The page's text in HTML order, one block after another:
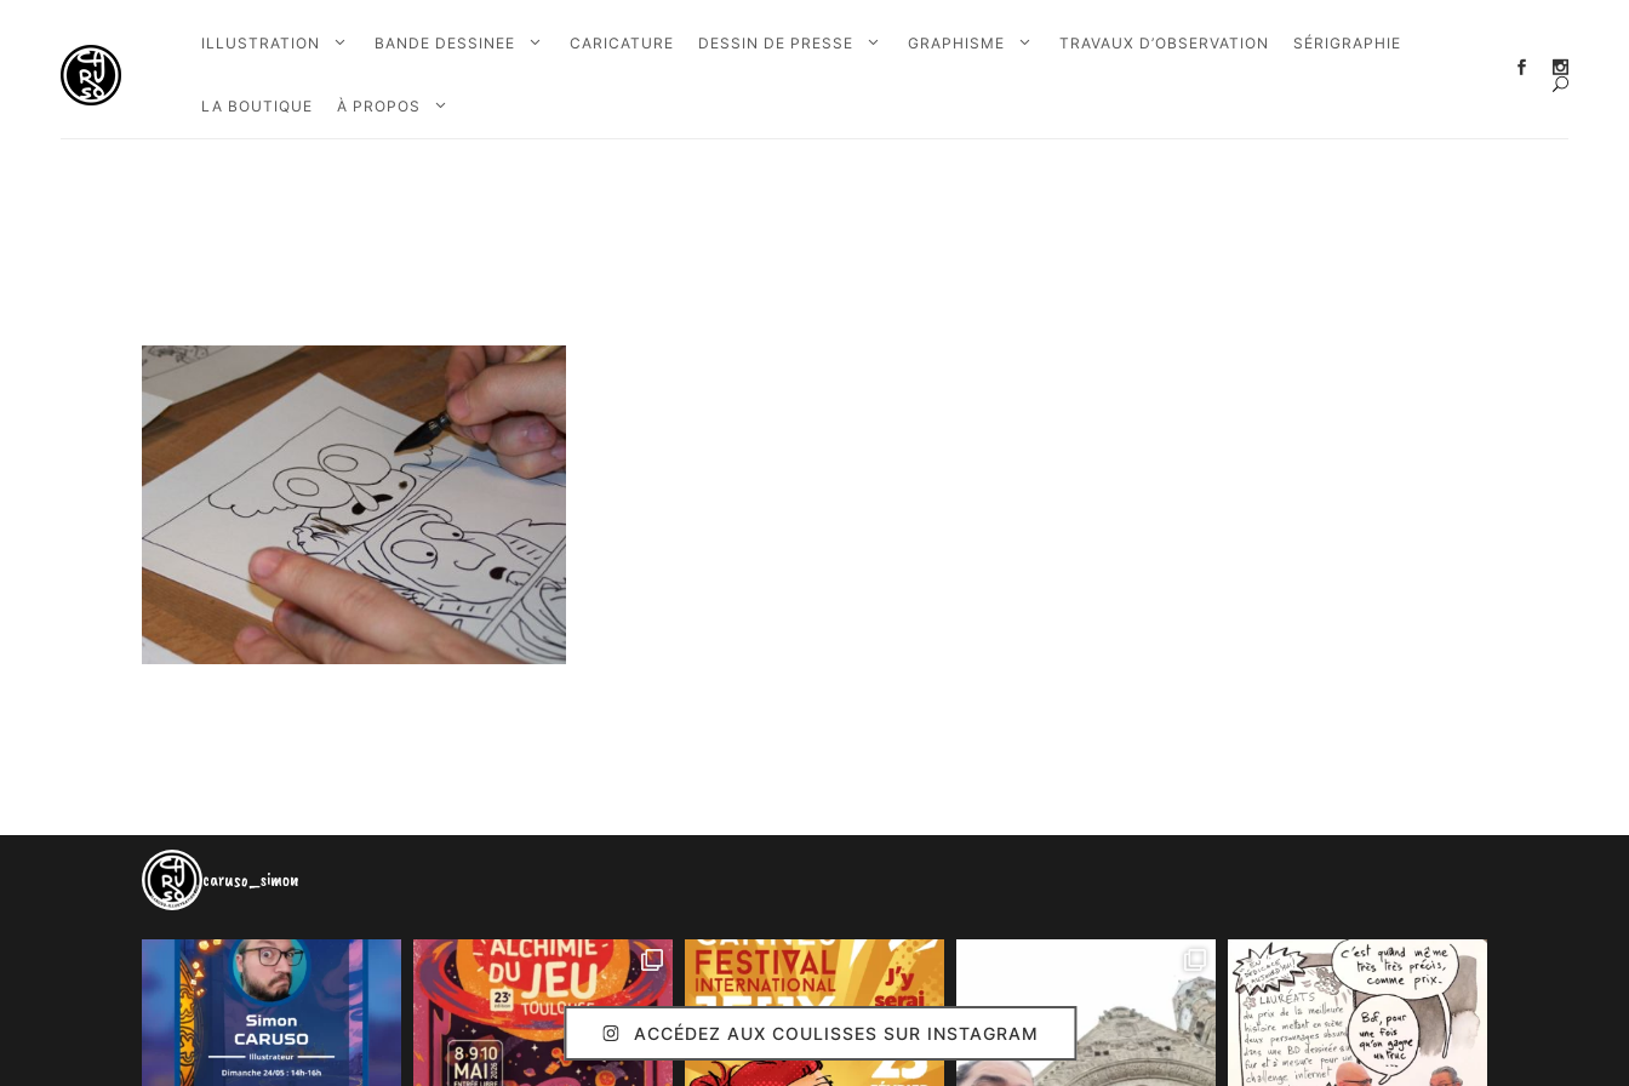
ILLUSTRATION BANDE DESSINEE CARICATURE DESSIN DE PRESSE GRAPHISME TRAVAUX D’OBSERVATION SÉRIGRAPHIE
LA BOUTIQUE À PROPOS
caruso_simon
ACCÉDEZ AUX COULISSES SUR INSTAGRAM